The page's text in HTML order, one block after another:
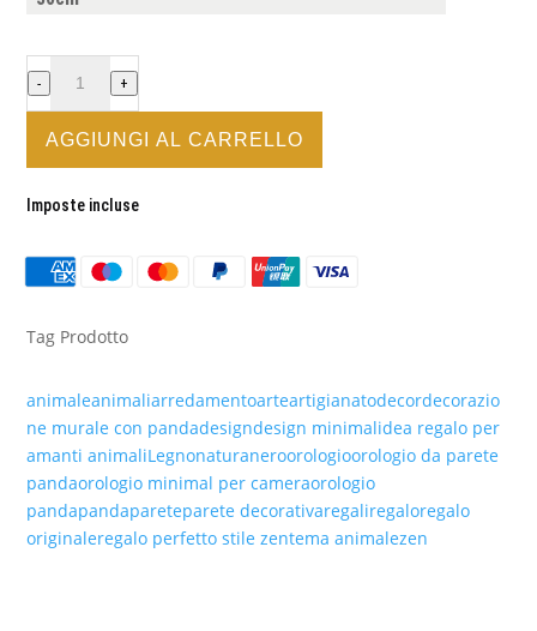
PANDA
-
DA
IN
QUANTITÀ
- +
AGGIUNGI AL CARRELLO
Imposte incluse
Tag Prodotto
animaleanimaliarredamentoarteartigianatodecordecorazio
ne murale con pandadesigndesign minimalidea regalo per
amanti animaliLegnonaturaneroorologioorologio da parete
pandaorologio minimal per cameraorologio
pandapandapareteparete decorativaregaliregaloregalo
originaleregalo perfetto stile zentema animalezen